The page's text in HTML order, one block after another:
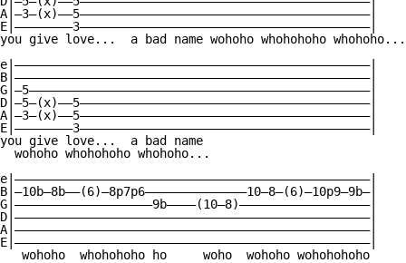
A|—3—(x)——5————————————————————————————————————————|
E|————————3————————————————————————————————————————|
you give love...  a bad name wohoho whohohoho whohoho...
e|—————————————————————————————————————————————————|
B|—————————————————————————————————————————————————|
G|—5———————————————————————————————————————————————|
D|—5—(x)——5————————————————————————————————————————|
A|—3—(x)——5————————————————————————————————————————|
E|————————3————————————————————————————————————————|
you give love...  a bad name
  wohoho whohohoho whohoho...
e|—————————————————————————————————————————————————|
B|—10b—8b——(6)—8p7p6——————————————10—8—(6)—10p9—9b—|
G|———————————————————9b————(10—8)——————————————————|
D|—————————————————————————————————————————————————|
A|—————————————————————————————————————————————————|
E|—————————————————————————————————————————————————|
   wohoho  whohohoho ho     woho  wohoho wohohohoho